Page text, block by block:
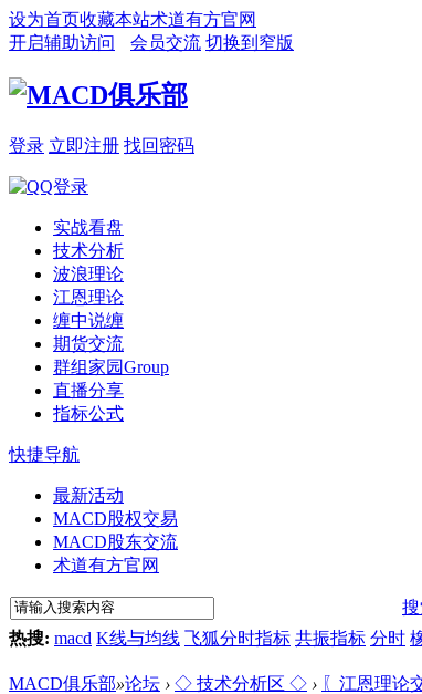
设为首页收藏本站术道有方官网
开启辅助访问
会员交流 切换到窄版
登录 立即注册 找回密码
实战看盘
技术分析
波浪理论
江恩理论
缠中说缠
期货交流
群组家园Group
直播分享
指标公式
快捷导航
最新活动
MACD股权交易
MACD股东交流
术道有方官网
热搜: macd K线与均线 飞狐分时指标 共振指标 分时
MACD俱乐部»论坛 › ◇ 技术分析区 ◇ › 〖江恩理论